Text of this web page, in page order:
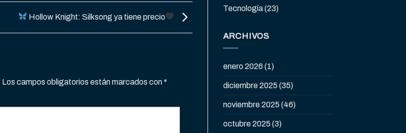
Hollow Knight: Silksong ya tiene precio
Los campos obligatorios están marcados con*
Tecnología(23)
ARCHIVOS
enero 2026 (1)
diciembre 2025 (35)
noviembre 2025 (46)
octubre 2025 (3)